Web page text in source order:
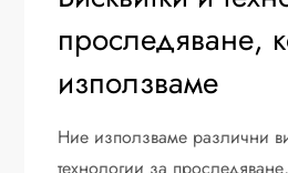
проследяване,
използваме
Ние използваме различни